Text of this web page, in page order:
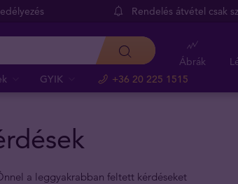
Rendelés átvétel csak
GYIK +36 20 225 1515
Ábrák
a leggyakrabban feltett kérdéseket